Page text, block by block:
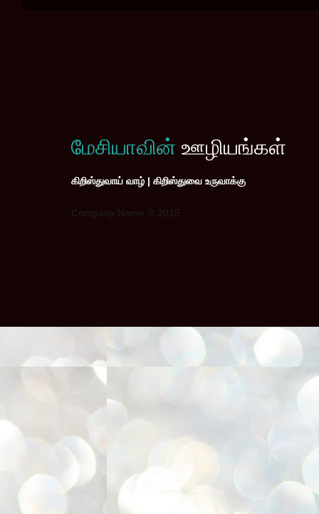
மேசியாவின் ஊழியங்கள்
கிறிஸ்துவாய் வாழ் | கிறிஸ்துவை உருவாக்கு
Company Name © 2015